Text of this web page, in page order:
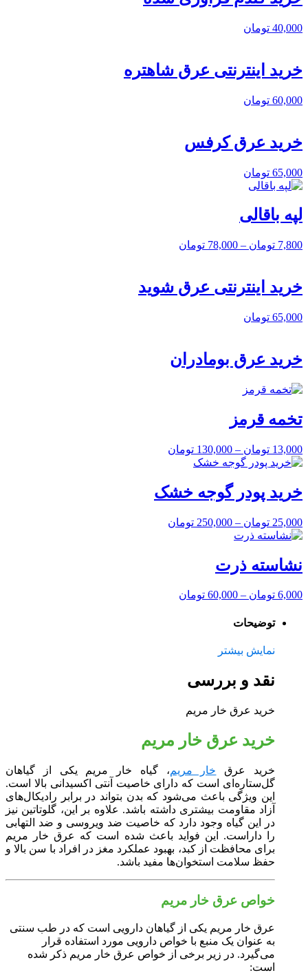
40,000 تومان
خرید اینترنتی عرق شاهتره
60,000 تومان
خرید عرق کرفس
65,000 تومان
لپه باقالی
7,800 تومان –
78,000 تومان
خرید اینترنتی عرق شوید
65,000 تومان
خرید عرق بومادران
تخمه قرمز
13,000 تومان –
130,000 تومان
خرید پودر گوجه خشک
25,000 تومان –
250,000 تومان
نشاسته ذرت
6,000 تومان –
60,000 تومان
توضیحات
نمایش بیشتر
نقد و بررسی
خرید عرق خار مریم
خرید عرق خار مریم
خرید عرق خار مریم، گیاه خار مریم یکی از گیاهان
گل‌ستاره‌ای است که دارای خاصیت آنتی اکسیدانی بالا است.
این ویژگی باعث می‌شود که بدن بتواند در برابر رادیکال‌های
آزاد مقاومت بیشتری داشته باشد. علاوه بر این، گلوتاتین نیز
در این گیاه وجود دارد که خاصیت ضد ویروسی و ضد التهابی
را داراست. این فواید باعث شده است که عرق خار مریم
برای محافظت از کبد، بهبود عملکرد مغز در افراد با سن بالا و
حفظ سلامت استخوان‌ها مفید باشد.
خواص عرق خار مریم
عرق خار مریم یکی از گیاهان دارویی است که در طب سنتی
به عنوان یک منبع با خواص دارویی مورد استفاده قرار
می‌گیرد. در زیر برخی از خواص عرق خار مریم ذکر شده
است: